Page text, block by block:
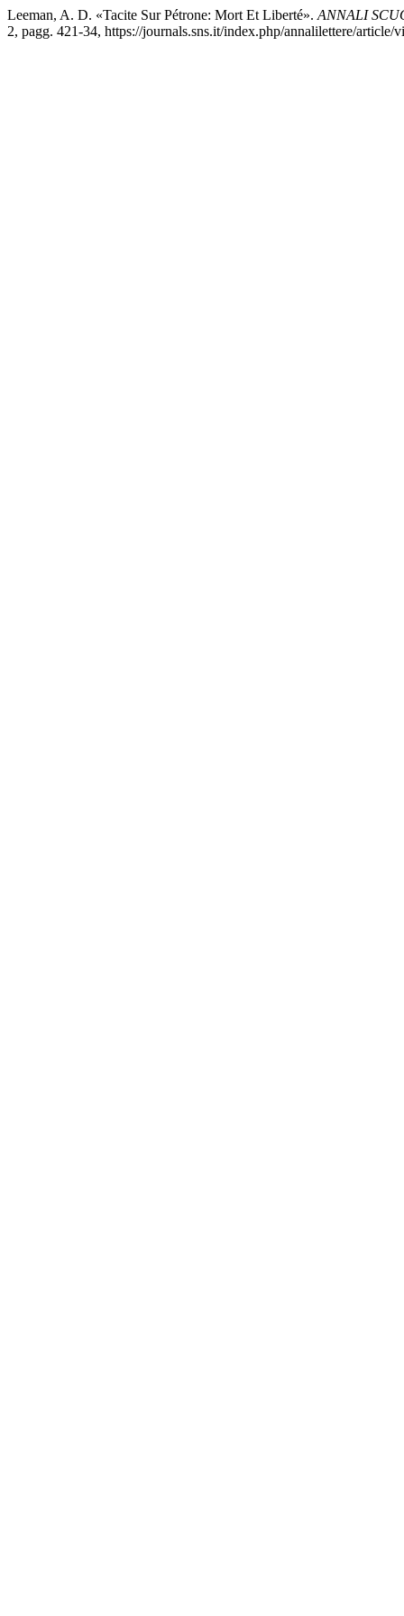
Leeman, A. D. «Tacite Sur Pétrone: Mort Et Liberté». ANNALI
2, pagg. 421-34, https://journals.sns.it/index.php/annalilettere/article/